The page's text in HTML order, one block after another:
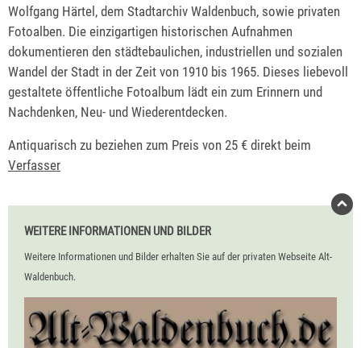
Wolfgang Härtel, dem Stadtarchiv Waldenbuch, sowie privaten
Fotoalben. Die einzigartigen historischen Aufnahmen
dokumentieren den städtebaulichen, industriellen und sozialen
Wandel der Stadt in der Zeit von 1910 bis 1965. Dieses liebevoll
gestaltete öffentliche Fotoalbum lädt ein zum Erinnern und
Nachdenken, Neu- und Wiederentdecken.
Antiquarisch zu beziehen zum Preis von 25 € direkt beim
Verfasser
WEITERE INFORMATIONEN UND BILDER
Weitere Informationen und Bilder erhalten Sie auf der privaten Webseite Alt-
Waldenbuch.